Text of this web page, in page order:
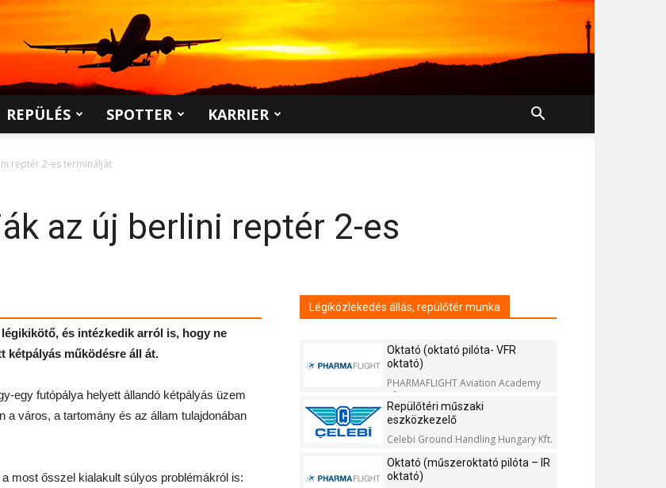
REPÜLÉS SPOTTER KARRIER
reptér 2-es terminálját
az új berlini reptér 2-es
és intézkedik arról is, hogy ne
kétpályás működésre áll át.
egy futópálya helyett állandó kétpályás üzem
a város, a tartomány és az állam tulajdonában
most ősszel kialakult súlyos problémákról is:
Légiközlekedés állás, repülőtér munka
Oktató (oktató pilóta- VFR
oktató)
PHARMAFLIGHT Aviation Academy
Kft.
Repülőtéri műszaki
eszközkezelő
Celebi Ground Handling Hungary Kft.
Oktató (műszeroktató pilóta – IR
oktató)